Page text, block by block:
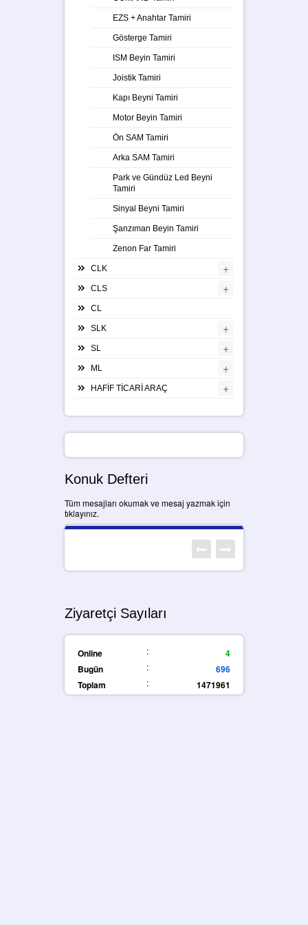
EZS + Anahtar Tamiri
Gösterge Tamiri
ISM Beyin Tamiri
Joistik Tamiri
Kapı Beyni Tamiri
Motor Beyin Tamiri
Ön SAM Tamiri
Arka SAM Tamiri
Park ve Gündüz Led Beyni
Tamiri
Sinyal Beyni Tamiri
Şanzıman Beyin Tamiri
Zenon Far Tamiri
CLK +
CLS +
CL
SLK +
SL +
ML +
HAFİF TİCARİ ARAÇ +
Konuk Defteri
Tüm mesajları okumak ve mesaj yazmak için
tıklayınız.
Ziyaretçi Sayıları
Online :
4
Bugün
:
696
Toplam
: 1471961